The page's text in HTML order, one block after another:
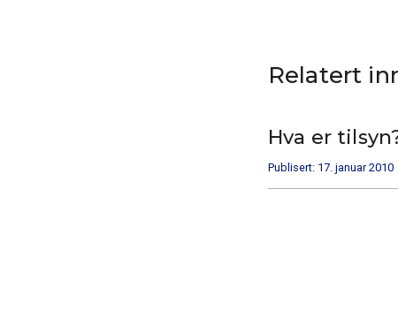
Relatert
Hva er
Publisert: 17. januar 2010